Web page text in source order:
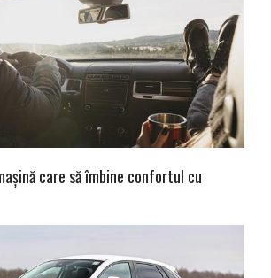
care să îmbine confortul cu